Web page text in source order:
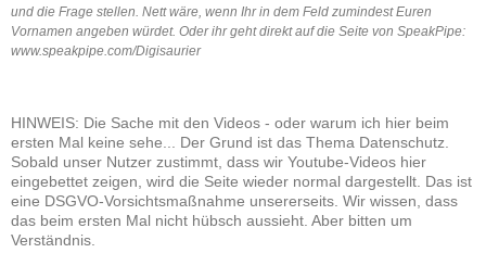
und die Frage stellen. Nett wäre, wenn Ihr in dem Feld zumindest Euren
Vornamen angeben würdet. Oder ihr geht direkt auf die Seite von SpeakPipe:
www.speakpipe.com/Digisaurier
HINWEIS: Die Sache mit den Videos - oder warum ich hier beim
ersten Mal keine sehe... Der Grund ist das Thema Datenschutz.
Sobald unser Nutzer zustimmt, dass wir Youtube-Videos hier
eingebettet zeigen, wird die Seite wieder normal dargestellt. Das ist
eine DSGVO-Vorsichtsmaßnahme unsererseits. Wir wissen, dass
das beim ersten Mal nicht hübsch aussieht. Aber bitten um
Verständnis.